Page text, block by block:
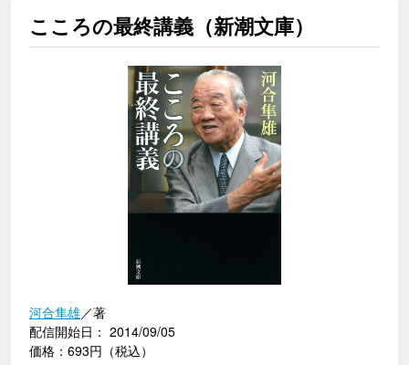
こころの最終講義（新潮文庫）
河合隼雄／著
配信開始日： 2014/09/05
価格：693円（税込）